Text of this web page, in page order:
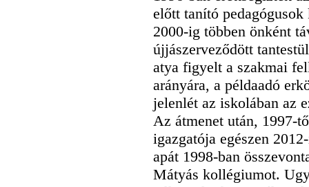
előtt tanító pedagógusok
2000-ig többen önként
újjászerveződött
atya figyelt a szakmai
arányára, a példaadó
jelenlét az iskolában az
Az átmenet után, 1997-
igazgatója egészen
apát 1998-ban
Mátyás kollégiumot.